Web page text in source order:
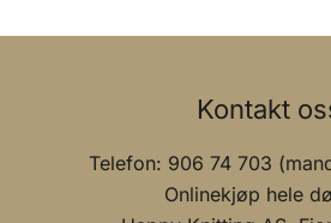
Kontakt
Telefon: 906 74 703
Onlinekjøp hele